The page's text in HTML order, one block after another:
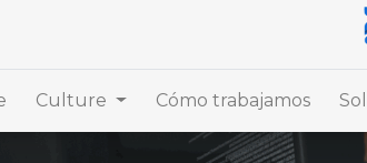
Culture Cómo trabajamos